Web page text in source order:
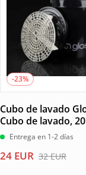
-23%
Cubo de lavado
Cubo de lavado,
Entrega en 1-2 días
32EUR
El
24 EUR
El